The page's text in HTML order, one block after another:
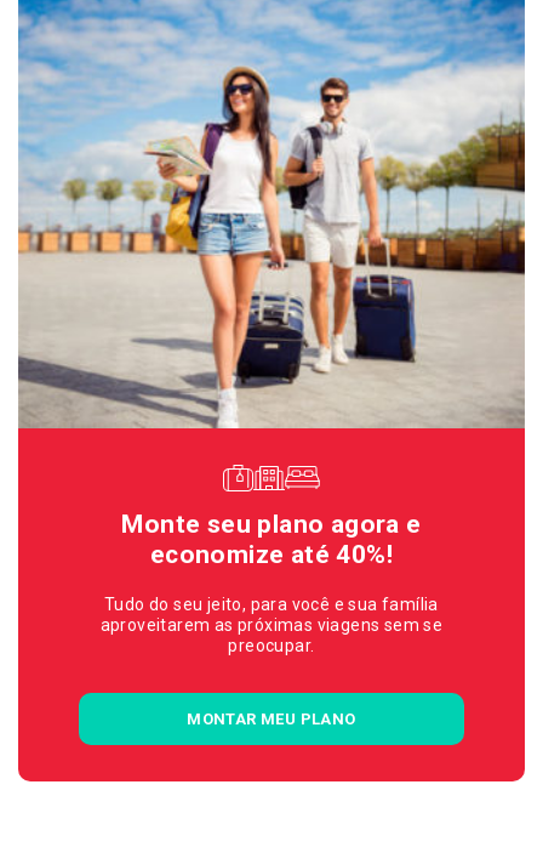
Monte seu plano agora e
economize até 40%!
Tudo do seu jeito, para você e sua família
aproveitarem as próximas viagens sem se
preocupar.
MONTAR MEU PLANO